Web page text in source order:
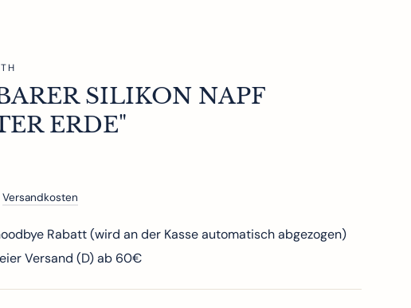
SILIKON NAPF
ERDE"
Versandkosten
Rabatt (wird an der Kasse automatisch abgezogen)
Versand (D) ab 60€